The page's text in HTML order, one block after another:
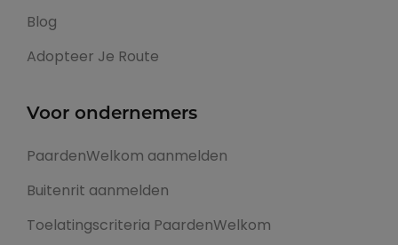
Blog
Adopteer Je Route
Voor ondernemers
PaardenWelkom aanmelden
Buitenrit aanmelden
Toelatingscriteria PaardenWelkom